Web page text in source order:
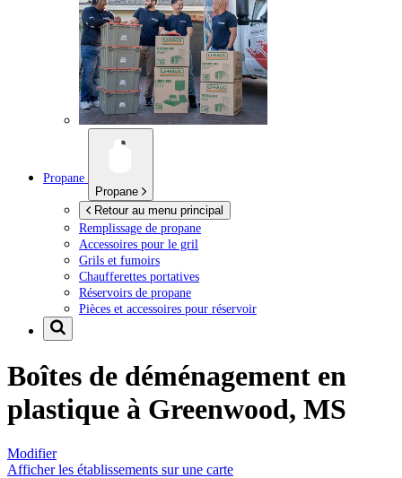
Propane
Propane
Retour au menu principal
Remplissage de propane
Accessoires pour le gril
Grils et fumoirs
Chaufferettes portatives
Réservoirs de propane
Pièces et accessoires pour réservoir
Boîtes de déménagement en
plastique à Greenwood, MS
Modifier
Afficher les établissements sur une carte